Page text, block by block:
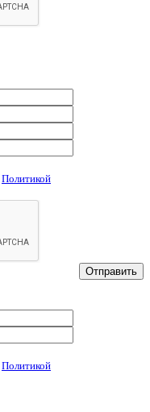
Политикой
Политикой